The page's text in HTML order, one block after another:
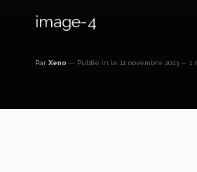
image-4
Par Xeno Publié in le 11 novembre 2023 1